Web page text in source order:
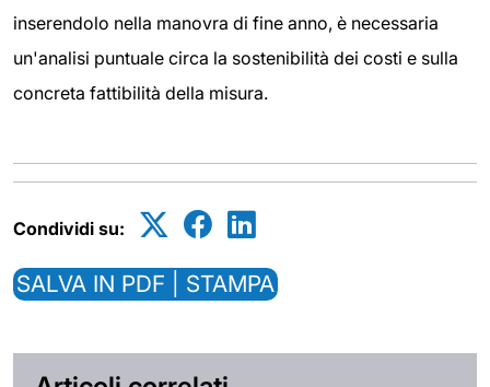
inserendolo nella manovra di fine anno, è necessaria
un'analisi puntuale circa la sostenibilità dei costi e sulla
concreta fattibilità della misura.
Condividi su:
SALVA IN PDF | STAMPA